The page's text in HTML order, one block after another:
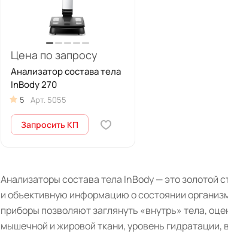
Цена по запросу
Анализатор состава тела
InBody 270
5 Арт. 5055
Запросить КП
Анализаторы состава тела InBody — это
и объективную информацию о состоянии
приборы позволяют заглянуть «внутрь» тела,
мышечной и жировой ткани, уровень